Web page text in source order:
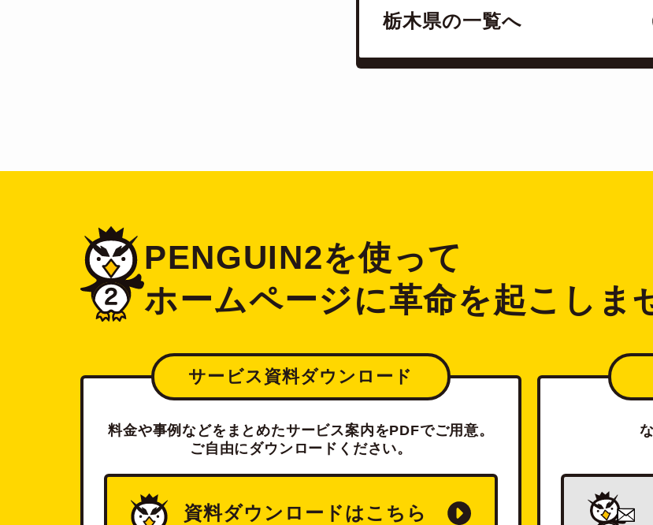
栃木県の一覧へ
PENGUIN2を使って
ホームページに革命を起こしま
サービス資料ダウンロード
料金や事例などをまとめたサービス案内をPDFでご用意。
ご自由にダウンロードください。
資料ダウンロードはこちら